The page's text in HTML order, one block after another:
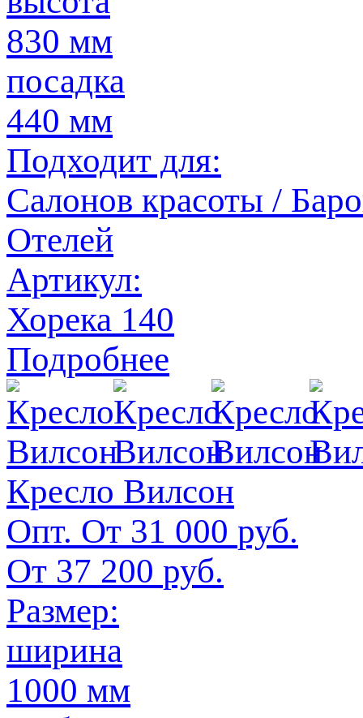
830 мм
посадка
440 мм
Подходит для:
Салонов красоты /
Отелей
Артикул:
Хорека 140
Подробнее
Кресло Вилсон
Опт. От 31 000 руб.
От 37 200 руб.
Размер:
ширина
1000 мм